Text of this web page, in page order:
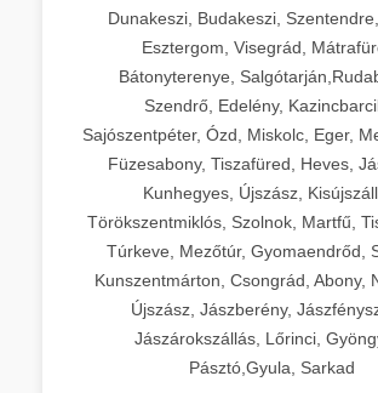
Dunakeszi, Budakeszi,
Esztergom, Visegrád,
Bátonyterenye,
Szendrő, Edelény,
Sajószentpéter, Ózd, Miskolc, Eger,
Füzesabony, Tiszafüred, Heves,
Kunhegyes, Újszász,
Törökszentmiklós, Szolnok, Martfű,
Túrkeve, Mezőtúr, Gyomaendrőd,
Kunszentmárton, Csongrád, Abony,
Újszász, Jászberény,
Jászárokszállás, Lőrinci,
Pásztó,Gyula, Sarkad